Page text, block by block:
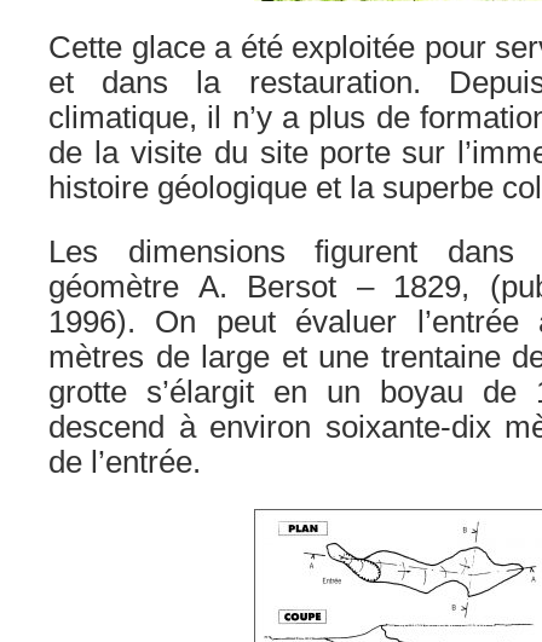
Cette glace a été exploitée pour
et dans la restauration.
climatique, il n’y a plus de
de la visite du site porte sur
histoire géologique et la superbe
Les dimensions figurent dans
géomètre A. Bersot – 1829,
1996). On peut évaluer
mètres de large et une trentaine
grotte s’élargit en un boyau de
descend à environ soixante-dix
de l’entrée.